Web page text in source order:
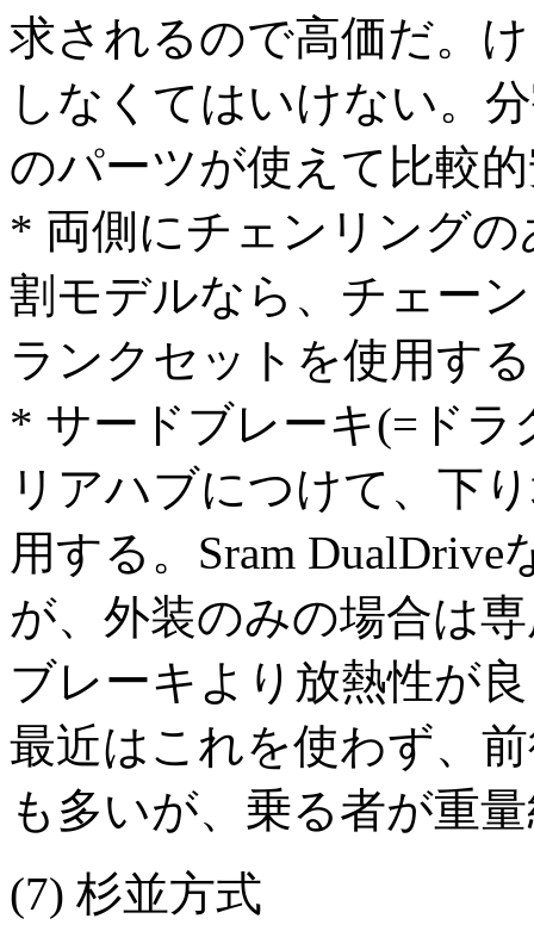
求されるので高価だ。
しなくてはいけない。
のパーツが使えて比較
* 両側にチェンリング
割モデルなら、チェー
ランクセットを使用す
* サードブレーキ(=ド
リアハブにつけて、下
用する。Sram
が、外装のみの場合は
ブレーキより放熱性が
最近はこれを使わず、
も多いが、乗る者が重
(7) 杉並方式